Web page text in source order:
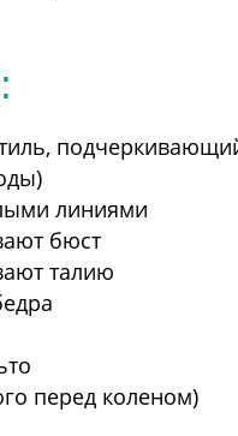
линиями
бюст
талию
перед коленом)